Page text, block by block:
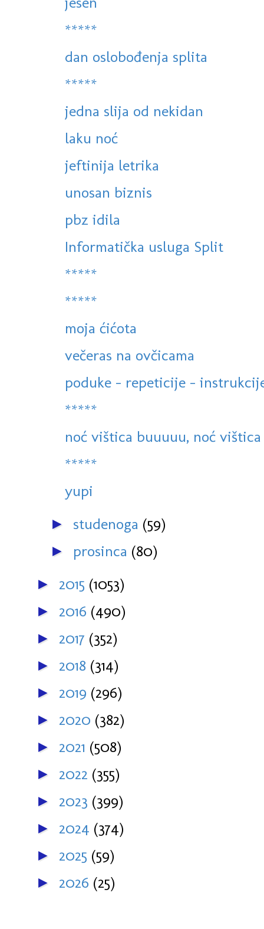
*****
dan oslobođenja splita
*****
jedna slija od nekidan
laku noć
jeftinija letrika
unosan biznis
pbz idila
Informatička usluga Split
*****
*****
moja ćićota
večeras na ovčicama
poduke - repeticije -
*****
noć vištica buuuuu, noć
*****
yupi
► studenoga (59)
► prosinca (80)
► 2015 (1053)
► 2016 (490)
► 2017 (352)
► 2018 (314)
► 2019 (296)
► 2020 (382)
► 2021 (508)
► 2022 (355)
► 2023 (399)
► 2024 (374)
► 2025 (59)
► 2026 (25)